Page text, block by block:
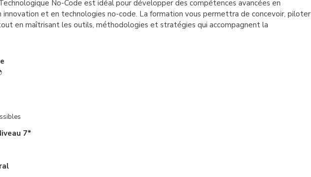
No-Code est idéal pour développer des compétences avancées en
et en technologies no-code. La formation vous permettra de concevoir, piloter
en maîtrisant les outils, méthodologies et stratégies qui accompagnent la
7*